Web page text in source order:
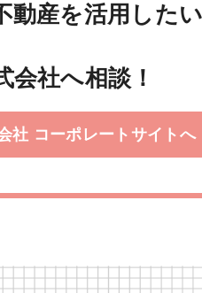
動産を活用したい
会社へ相談！
社 コーポレートサイトへ